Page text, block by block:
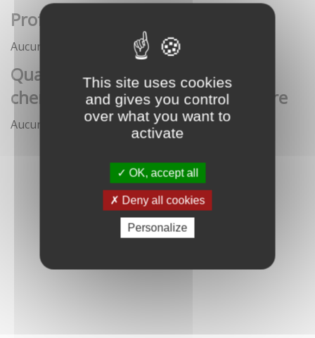
This site uses cookies
and gives you control
over what you want to
activate
OK, accept all
Deny all cookies
Personalize
Profession architecte
Aucune démarche pour le moment
Qualification des enseignants-
chercheurs en écoles d'architecture
Aucune démarche pour le moment